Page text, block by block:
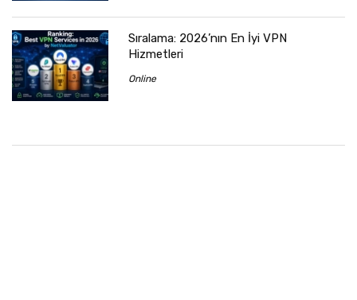
Sıralama: 2026’nın En İyi VPN
Hizmetleri
Online